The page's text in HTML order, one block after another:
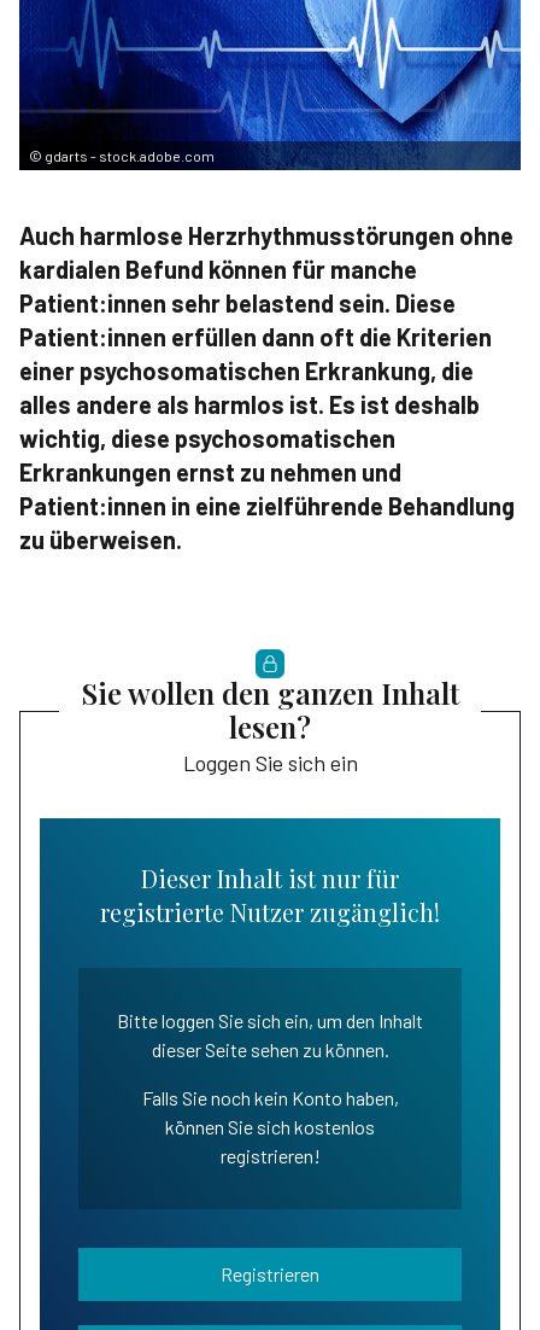
© gdarts - stock.adobe.com
Auch harmlose Herzrhythmusstörungen ohne
kardialen Befund können für manche
Patient:innen sehr belastend sein. Diese
Patient:innen erfüllen dann oft die Kriterien
einer psychosomatischen Erkrankung, die
alles andere als harmlos ist. Es ist deshalb
wichtig, diese psychosomatischen
Erkrankungen ernst zu nehmen und
Patient:innen in eine zielführende Behandlung
zu überweisen.
Sie wollen den ganzen Inhalt
lesen?
Loggen Sie sich ein
Dieser Inhalt ist nur für
registrierte Nutzer zugänglich!
Bitte loggen Sie sich ein, um den Inhalt
dieser Seite sehen zu können.
Falls Sie noch kein Konto haben,
können Sie sich kostenlos
registrieren!
Registrieren